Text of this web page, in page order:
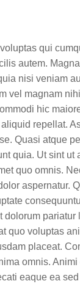
qui
autem.
nisi veniam
vel magnam
hic
repellat.
Quasi atque
quia. Ut sint
quo omnis.
aspernatur.
voluptas
placeat.
omnis.
eaque ea